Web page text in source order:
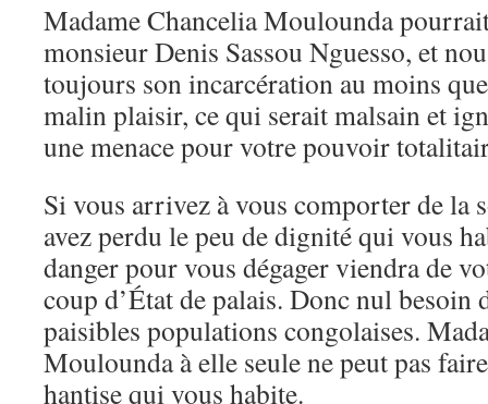
Madame Chancelia Moulounda
monsieur Denis Sassou Nguesso, et
toujours son incarcération au moins
malin plaisir, ce qui serait malsain et
une menace pour votre pouvoir
Si vous arrivez à vous comporter de la
avez perdu le peu de dignité qui vous
danger pour vous dégager viendra de
coup d’État de palais. Donc nul besoin
paisibles populations congolaises.
Moulounda à elle seule ne peut pas
hantise qui vous habite.